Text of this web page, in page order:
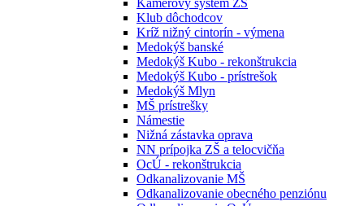
Kamerový systém ZŠ
Klub dôchodcov
Kríž nižný cintorín - výmena
Medokýš banské
Medokýš Kubo - rekonštrukcia
Medokýš Kubo - prístrešok
Medokýš Mlyn
MŠ prístrešky
Námestie
Nižná zástavka oprava
NN prípojka ZŠ a telocvičňa
OcÚ - rekonštrukcia
Odkanalizovanie MŠ
Odkanalizovanie obecného penziónu